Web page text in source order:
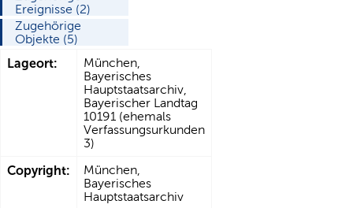
Ereignisse (2)
Zugehörige
Objekte (5)
Lageort:
München,
Bayerisches
Hauptstaatsarchiv,
Bayerischer Landtag
10191 (ehemals
Verfassungsurkunden
3)
Copyright:
München,
Bayerisches
Hauptstaatsarchiv